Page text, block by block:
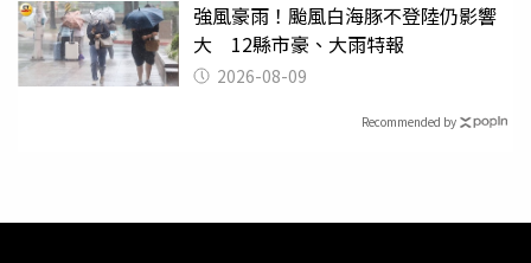
強風豪雨！颱風白海豚不登陸仍影響
大 12縣市豪、大雨特報
2026-08-09
Recommended by